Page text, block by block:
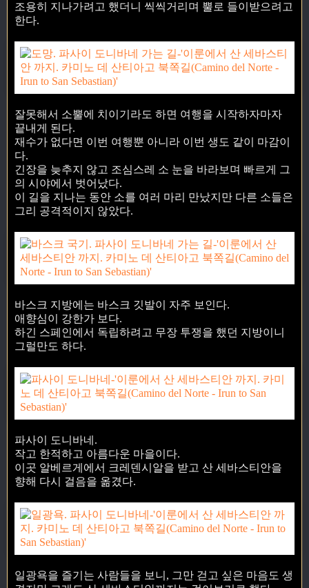
조용히 지나가려고 했더니 씩씩거리며 뿔로 들이받으려고
한다.
잘못해서 소뿔에 치이기라도 하면 여행을 시작하자마자
끝내게 된다.
재수가 없다면 이번 여행뿐 아니라 이번 생도 같이 마감이
다.
긴장을 늦추지 않고 조심스레 소 눈을 바라보며 빠르게 그
의 시야에서 벗어났다.
이 길을 지나는 동안 소를 여러 마리 만났지만 다른 소들은
그리 공격적이지 않았다.
바스크 지방에는 바스크 깃발이 자주 보인다.
애향심이 강한가 보다.
하긴 스페인에서 독립하려고 무장 투쟁을 했던 지방이니
그럴만도 하다.
파사이 도니바네.
작고 한적하고 아름다운 마을이다.
이곳 알베르게에서 크레덴시알을 받고 산 세바스티안을
향해 다시 걸음을 옮겼다.
일광욕을 즐기는 사람들을 보니, 그만 걷고 싶은 마음도 생